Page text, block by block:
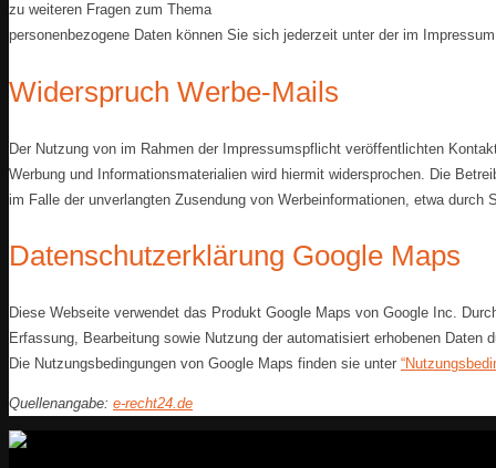
zu weiteren Fragen zum Thema
personenbezogene Daten können Sie sich jederzeit unter der im
Widerspruch Werbe-Mails
Der Nutzung von im Rahmen der Impressumspflicht veröffentlichten
Werbung und Informationsmaterialien wird hiermit widersprochen. Die
im Falle der unverlangten Zusendung von Werbeinformationen, etwa durch
Datenschutzerklärung Google Maps
Diese Webseite verwendet das Produkt Google Maps von Google Inc.
Erfassung, Bearbeitung sowie Nutzung der automatisiert erhobenen Daten
Die Nutzungsbedingungen von Google Maps finden sie unter
Quellenangabe: e-recht24.de